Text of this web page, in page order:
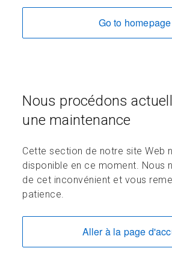
Go to homepage
Nous procédons
une maintenance
Cette section de notre site Web
disponible en ce moment. Nous
de cet inconvénient et vous
patience.
Aller à la page